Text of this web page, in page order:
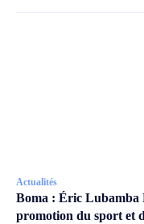
Actualités
Boma : Éric Lubamba
promotion du sport et